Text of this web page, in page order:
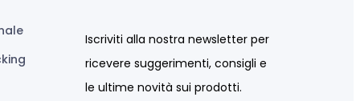
Iscriviti alla nostra newsletter per
ricevere suggerimenti, consigli e
le ultime novità sui prodotti.